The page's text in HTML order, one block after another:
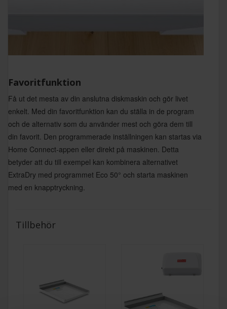
Favoritfunktion
Få ut det mesta av din anslutna diskmaskin och gör livet
enkelt. Med din favoritfunktion kan du ställa in de program
och de alternativ som du använder mest och göra dem till
din favorit. Den programmerade inställningen kan startas via
Home Connect-appen eller direkt på maskinen. Detta
betyder att du till exempel kan kombinera alternativet
ExtraDry med programmet Eco 50° och starta maskinen
med en knapptryckning.
Tillbehör